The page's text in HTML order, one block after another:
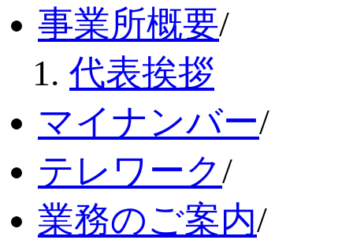
事業所概要/
代表挨拶
マイナンバー/
テレワーク/
業務のご案内/